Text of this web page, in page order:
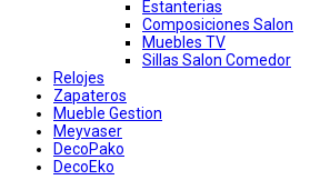
Estanterias
Composiciones Salon
Muebles TV
Sillas Salon Comedor
Relojes
Zapateros
Mueble Gestion
Meyvaser
DecoPako
DecoEko